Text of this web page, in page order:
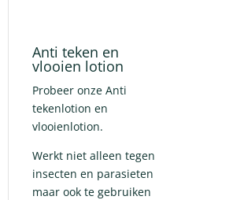
Anti teken en
vlooien lotion
Probeer onze Anti
tekenlotion en
vlooienlotion.
Werkt niet alleen tegen
insecten en parasieten
maar ook te gebruiken